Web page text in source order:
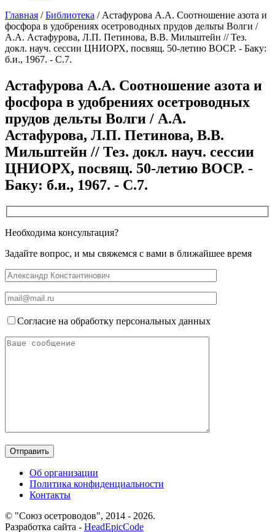
Главная /Библиотека / Астафурова A.A. Соотношение азота и
фосфора в удобрениях осетроводных прудов дельты Волги /
А.А. Астафурова, Л.П. Петинова, В.В. Мильштейн // Тез.
докл. науч. сессии ЦНИОРХ, посвящ. 50-летию ВОСР. - Баку:
б.и., 1967. - С.7.
Астафурова A.A. Соотношение азота и
фосфора в удобрениях осетроводных
прудов дельты Волги / А.А.
Астафурова, Л.П. Петинова, В.В.
Мильштейн // Тез. докл. науч. сессии
ЦНИОРХ, посвящ. 50-летию ВОСР. -
Баку: б.и., 1967. - С.7.
Необходима консультация?
Задайте вопрос, и мы свяжемся с вами в ближайшее время
Согласие на обработку персональных данных
Об организации
Политика конфиденциальности
Контакты
© "Союз осетроводов", 2014 - 2026.
Разработка сайта - HeadEpicCode